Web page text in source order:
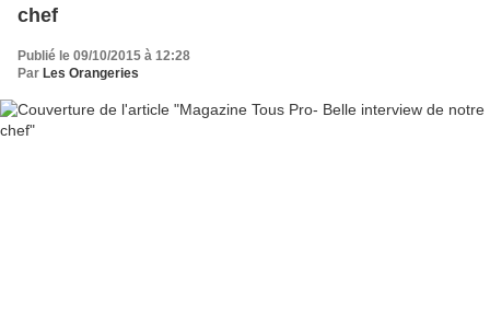
chef
Publié le 09/10/2015 à 12:28
Par Les Orangeries